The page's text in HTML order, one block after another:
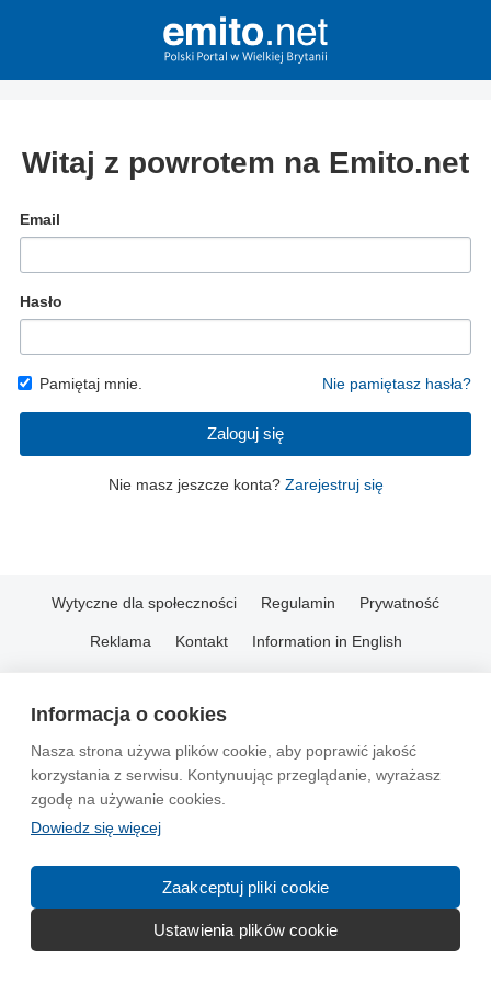
Informacja o cookies
Nasza strona używa plików cookie, aby poprawić jakość
korzystania z serwisu. Kontynuując przeglądanie, wyrażasz
zgodę na używanie cookies.
Dowiedz się więcej
Zaakceptuj pliki cookie
Ustawienia plików cookie
Witaj z powrotem na Emito.net
Email
Hasło
Pamiętaj mnie. Nie pamiętasz hasła?
Zaloguj się
Nie masz jeszcze konta? Zarejestruj się
Wytyczne dla społeczności Regulamin Prywatność
Reklama Kontakt Information in English